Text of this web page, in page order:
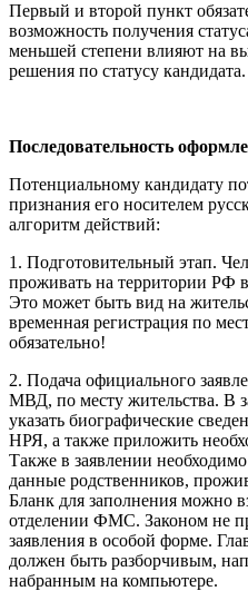
Первый и второй пункт
возможность получения
меньшей степени влияют на
решения по статусу кандидата.
Последовательность
Потенциальному кандидату
признания его носителем
алгоритм действий:
1. Подготовительный этап.
проживать на территории
Это может быть вид на
временная регистрация по
обязательно!
2. Подача официального
МВД, по месту жительства. В
указать биографические
НРЯ, а также приложить
Также в заявлении
данные родственников,
Бланк для заполнения можно
отделении ФМС. Законом не
заявления в особой форме.
должен быть разборчивым,
набранным на компьютере.